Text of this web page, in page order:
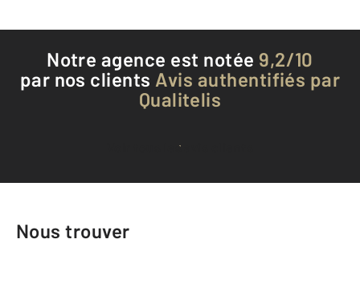
Notre agence est notée 9,2/10
par nos clients Avis authentifiés par
Qualitelis
Voir tous les avis clients
Nous trouver